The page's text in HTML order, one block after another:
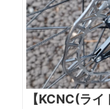
【KCNC(ラ